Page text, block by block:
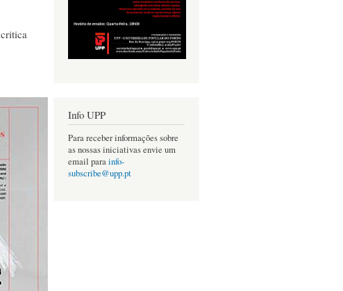
critica
Info UPP
Para receber informações sobre
as nossas iniciativas envie um
email parainfo-
subscribe@upp.pt